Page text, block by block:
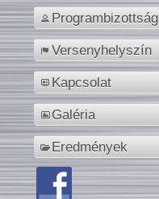
Programbizottság
Versenyhelyszín
Kapcsolat
Galéria
Eredmények